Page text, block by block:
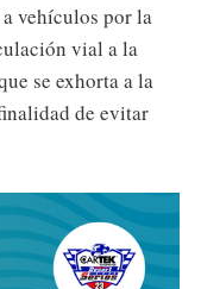
vehículos por la
vial a la
se exhorta a la
de evitar